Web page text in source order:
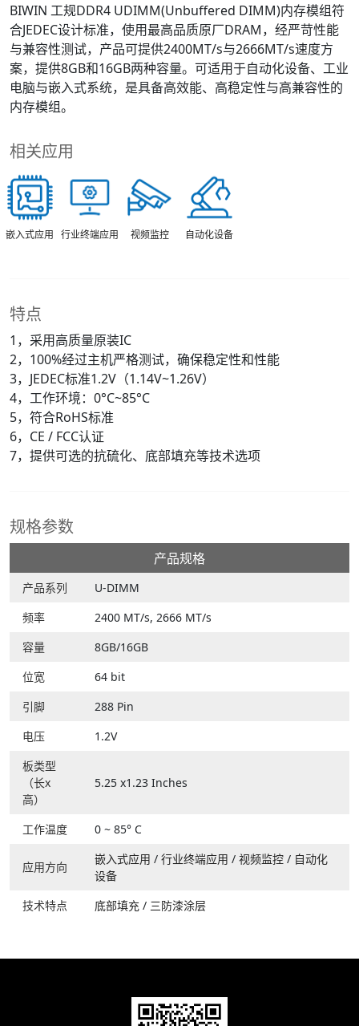
BIWIN 工规DDR4 UDIMM(Unbuffered DIMM)内存模组符
合JEDEC设计标准，使用最高品质原厂DRAM，经严苛性能
与兼容性测试，产品可提供2400MT/s与2666MT/s速度方
案，提供8GB和16GB两种容量。可适用于自动化设备、工业
电脑与嵌入式系统，是具备高效能、高稳定性与高兼容性的
内存模组。
相关应用
嵌入式应用 行业终端应用 视频监控 自动化设备
特点
1，采用高质量原装IC
2，100%经过主机严格测试，确保稳定性和性能
3，JEDEC标准1.2V（1.14V~1.26V）
4，工作环境：0°C~85°C
5，符合RoHS标准
6，CE / FCC认证
7，提供可选的抗硫化、底部填充等技术选项
规格参数
产品规格
产品系列
U-DIMM
频率
2400 MT/s, 2666 MT/s
容量
8GB/16GB
位宽
64 bit
引脚
288 Pin
电压
1.2V
板类型
（长x
高）
5.25 x1.23 Inches
工作温度 0 ~ 85° C
应用方向
嵌入式应用 / 行业终端应用 / 视频监控 / 自动化
设备
技术特点
底部填充 / 三防漆涂层